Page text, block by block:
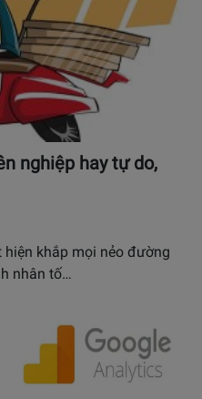
nghiệp hay tự do,
khắp mọi nẻo đường
nhân tố…